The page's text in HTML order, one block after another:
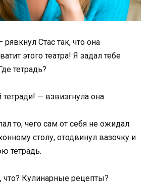
Стас так, что она
этого театра! Я задал тебе
тетрадь?
— взвизгнула она.
то, чего сам от себя не ожидал.
столу, отодвинул вазочку и
тетрадь.
что? Кулинарные рецепты?